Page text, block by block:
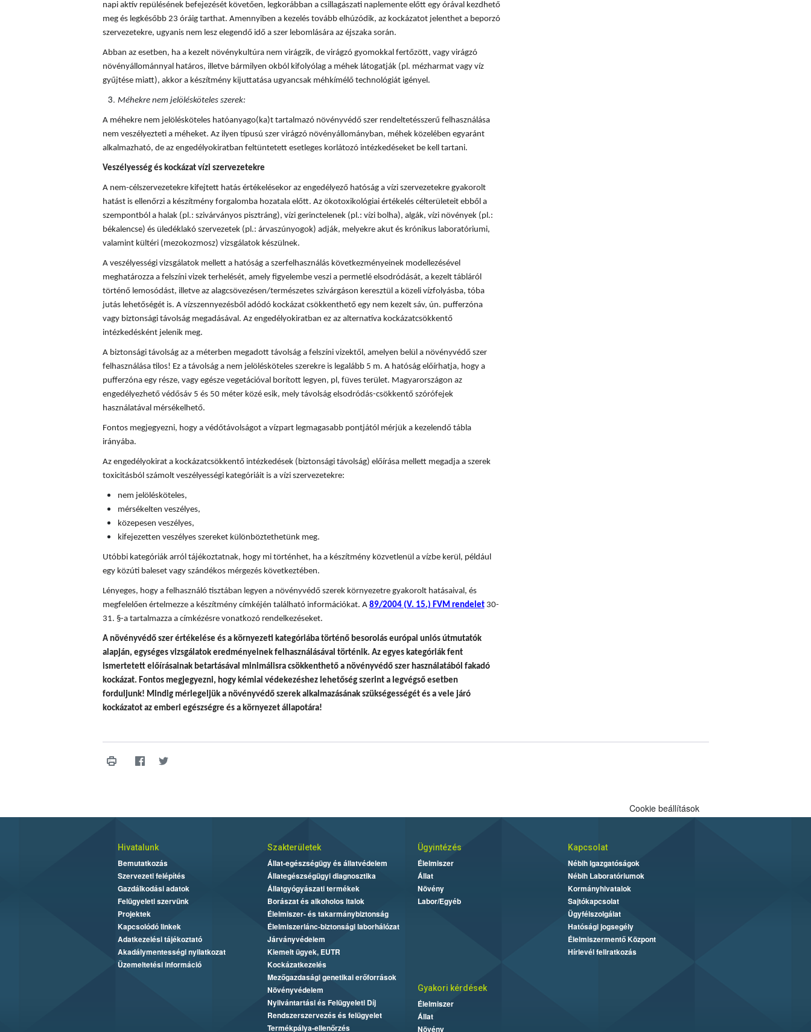
napi aktív repülésének befejezését követően, legkorábban a csillagászati naplemente előtt egy órával kezdhető
meg és legkésőbb 23 óráig tarthat. Amennyiben a kezelés tovább elhúzódik, az kockázatot jelenthet a beporzó
szervezetekre, ugyanis nem lesz elegendő idő a szer lebomlására az éjszaka során.
Abban az esetben, ha a kezelt növénykultúra nem virágzik, de virágzó gyomokkal fertőzött, vagy virágzó
növényállománnyal határos, illetve bármilyen okból kifolyólag a méhek látogatják (pl. mézharmat vagy víz
gyűjtése miatt), akkor a készítmény kijuttatása ugyancsak méhkímélő technológiát igényel.
Méhekre nem jelölésköteles szerek:
A méhekre nem jelölésköteles hatóanyago(ka)t tartalmazó növényvédő szer rendeltetésszerű felhasználása
nem veszélyezteti a méheket. Az ilyen típusú szer virágzó növényállományban, méhek közelében egyaránt
alkalmazható, de az engedélyokiratban feltüntetett esetleges korlátozó intézkedéseket be kell tartani.
Veszélyesség és kockázat vízi szervezetekre
A nem-célszervezetekre kifejtett hatás értékelésekor az engedélyező hatóság a vízi szervezetekre gyakorolt
hatást is ellenőrzi a készítmény forgalomba hozatala előtt. Az ökotoxikológiai értékelés célterületeit ebből a
szempontból a halak (pl.: szivárványos pisztráng), vízi gerinctelenek (pl.: vízi bolha), algák, vízi növények (pl.:
békalencse) és üledéklakó szervezetek (pl.: árvaszúnyogok) adják, melyekre akut és krónikus laboratóriumi,
valamint kültéri (mezokozmosz) vizsgálatok készülnek.
A veszélyességi vizsgálatok mellett a hatóság a szerfelhasználás következményeinek modellezésével
meghatározza a felszíni vizek terhelését, amely figyelembe veszi a permetlé elsodródását, a kezelt tábláról
történő lemosódást, illetve az alagcsövezésen/természetes szivárgáson keresztül a közeli vízfolyásba, tóba
jutás lehetőségét is. A vízszennyezésből adódó kockázat csökkenthető egy nem kezelt sáv, ún. pufferzóna
vagy biztonsági távolság megadásával. Az engedélyokiratban ez az alternatíva kockázatcsökkentő
intézkedésként jelenik meg.
A biztonsági távolság az a méterben megadott távolság a felszíni vizektől, amelyen belül a növényvédő szer
felhasználása tilos! Ez a távolság a nem jelölésköteles szerekre is legalább 5 m. A hatóság előírhatja, hogy a
pufferzóna egy része, vagy egésze vegetációval borított legyen, pl, füves terület. Magyarországon az
engedélyezhető védősáv 5 és 50 méter közé esik, mely távolság elsodródás-csökkentő szórófejek
használatával mérsékelhető.
Fontos megjegyezni, hogy a védőtávolságot a vízpart legmagasabb pontjától mérjük a kezelendő tábla
irányába.
Az engedélyokirat a kockázatcsökkentő intézkedések (biztonsági távolság) előírása mellett megadja a szerek
toxicitásból számolt veszélyességi kategóriáit is a vízi szervezetekre:
nem jelölésköteles,
mérsékelten veszélyes,
közepesen veszélyes,
kifejezetten veszélyes szereket különböztethetünk meg.
Utóbbi kategóriák arról tájékoztatnak, hogy mi történhet, ha a készítmény közvetlenül a vízbe kerül, például
egy közúti baleset vagy szándékos mérgezés következtében.
Lényeges, hogy a felhasználó tisztában legyen a növényvédő szerek környezetre gyakorolt hatásaival, és
megfelelően értelmezze a készítmény címkéjén található információkat. A 89/2004 (V. 15.) FVM rendelet30-
31. §-a tartalmazza a címkézésre vonatkozó rendelkezéseket.
A növényvédő szer értékelése és a környezeti kategóriába történő besorolás európai uniós útmutatók
alapján, egységes vizsgálatok eredményeinek felhasználásával történik. Az egyes kategóriák fent
ismertetett előírásainak betartásával minimálisra csökkenthető a növényvédő szer használatából fakadó
kockázat. Fontos megjegyezni, hogykémiai védekezéshez lehetőség szerint a legvégső esetben
forduljunk! Mindig mérlegeljük a növényvédő szerek alkalmazásának szükségességét és a vele járó
kockázatot az emberi egészségre és a környezet állapotára!
Cookie beállítások
Hivatalunk
Bemutatkozás
Szervezeti felépítés
Gazdálkodási adatok
Felügyeleti szervünk
Projektek
Kapcsolódó linkek
Adatkezelési tájékoztató
Akadálymentességi nyilatkozat
Üzemeltetési információ
Szakterületek
Állat-egészségügy és állatvédelem
Állategészségügyi diagnosztika
Állatgyógyászati termékek
Borászat és alkoholos italok
Élelmiszer- és takarmánybiztonság
Élelmiszerlánc-biztonsági laborhálózat
Járványvédelem
Kiemelt ügyek, EUTR
Kockázatkezelés
Mezőgazdasági genetikai erőforrások
Növényvédelem
Nyilvántartási és Felügyeleti Díj
Rendszerszervezés és felügyelet
Termékpálya-ellenőrzés
Ügyintézés
Élelmiszer
Állat
Növény
Labor/Egyéb
Kapcsolat
Nébih Igazgatóságok
Nébih Laboratóriumok
Kormányhivatalok
Sajtókapcsolat
Ügyfélszolgálat
Hatósági jogsegély
Élelmiszermentő Központ
Hírlevél feliratkozás
Gyakori kérdések
Élelmiszer
Állat
Növény